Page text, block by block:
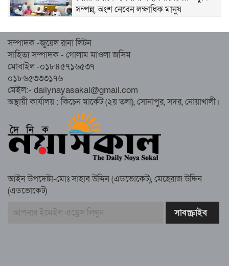
সম্পন্ন, অংশ নেবেন লক্ষাধিক মানুষ
নোয়াখালীতে ইসলামী ছাত্রশিবিরের ‘অদম্য
জুলাই’ মিছিল
চেয়ারম্যান গ্রেপ্তার
গাউসিয়া কমিটির সম্পাদক কামাল হোসাইনের
স্মরণ সভায় মিলাদ ও দোয়া
কামরুল কাননের ছবি বিকৃত করে অপপ্রচারের
বাংলাদেশ আজ দুই ভাগে বিভক্ত—একটি
সম্পাদক -জুয়েল রানা লিটন
সাহিত্য সম্পাদক - গোলাম মাওলা জসিম
মোবাইল -০১৮৪৫৭১৬৫৩৭
০১৮৬৫৩৩৩১৭৬
মেইল:- dailynayasakal@gmail.com
অস্থায়ী কার্যালয় : কিচেন মার্কেট (২য় তলা), সোনাপুর, সদর, নোয়াখালী।
আইন উপদেষ্টা-মোঃ সাহাব উদ্দিন (এডভোকেট), মেহেরাজ উদ্দিন
(এডভোকেট)